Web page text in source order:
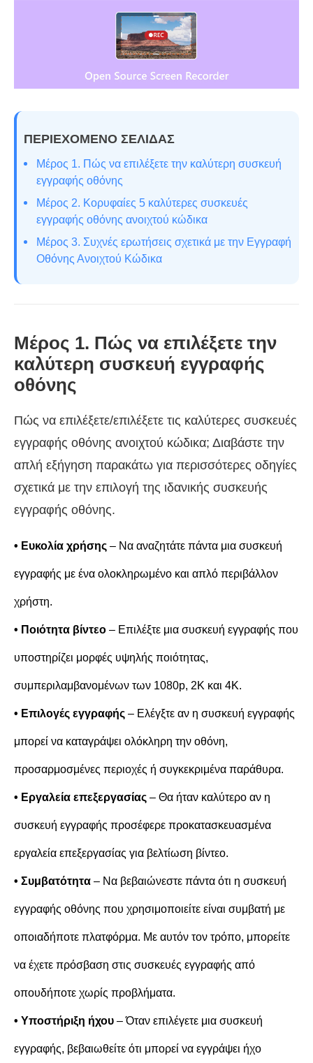
ΠΕΡΙΕΧΟΜΕΝΟ ΣΕΛΙΔΑΣ
Μέρος 1. Πώς να επιλέξετε την καλύτερη συσκευή
εγγραφής οθόνης
Μέρος 2. Κορυφαίες 5 καλύτερες συσκευές
εγγραφής οθόνης ανοιχτού κώδικα
Μέρος 3. Συχνές ερωτήσεις σχετικά με την Εγγραφή
Οθόνης Ανοιχτού Κώδικα
Μέρος 1. Πώς να επιλέξετε την
καλύτερη συσκευή εγγραφής
οθόνης
Πώς να επιλέξετε/επιλέξετε τις καλύτερες συσκευές
εγγραφής οθόνης ανοιχτού κώδικα; Διαβάστε την
απλή εξήγηση παρακάτω για περισσότερες οδηγίες
σχετικά με την επιλογή της ιδανικής συσκευής
εγγραφής οθόνης.
• Ευκολία χρήσης – Να αναζητάτε πάντα μια συσκευή
εγγραφής με ένα ολοκληρωμένο και απλό περιβάλλον
χρήστη.
• Ποιότητα βίντεο – Επιλέξτε μια συσκευή εγγραφής που
υποστηρίζει μορφές υψηλής ποιότητας,
συμπεριλαμβανομένων των 1080p, 2K και 4K.
• Επιλογές εγγραφής – Ελέγξτε αν η συσκευή εγγραφής
μπορεί να καταγράψει ολόκληρη την οθόνη,
προσαρμοσμένες περιοχές ή συγκεκριμένα παράθυρα.
• Εργαλεία επεξεργασίας – Θα ήταν καλύτερο αν η
συσκευή εγγραφής προσέφερε προκατασκευασμένα
εργαλεία επεξεργασίας για βελτίωση βίντεο.
• Συμβατότητα – Να βεβαιώνεστε πάντα ότι η συσκευή
εγγραφής οθόνης που χρησιμοποιείτε είναι συμβατή με
οποιαδήποτε πλατφόρμα. Με αυτόν τον τρόπο, μπορείτε
να έχετε πρόσβαση στις συσκευές εγγραφής από
οπουδήποτε χωρίς προβλήματα.
• Υποστήριξη ήχου – Όταν επιλέγετε μια συσκευή
εγγραφής, βεβαιωθείτε ότι μπορεί να εγγράψει ήχο